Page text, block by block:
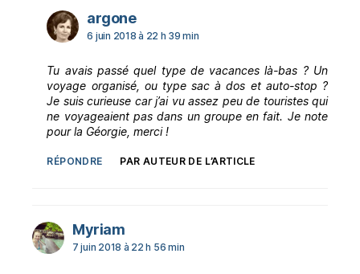
argonedit :
6 juin 2018 à 22 h 39 min
Tu avais passé quel type de vacances là-bas ? Un
voyage organisé, ou type sac à dos et auto-stop ?
Je suis curieuse car j’ai vu assez peu de touristes qui
ne voyageaient pas dans un groupe en fait. Je note
pour la Géorgie, merci !
RÉPONDRE PAR AUTEUR DE L’ARTICLE
Myriamdit :
7 juin 2018 à 22 h 56 min